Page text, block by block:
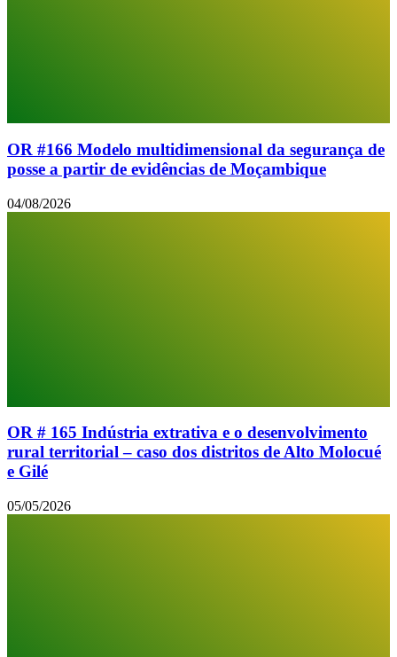
OR #166 Modelo multidimensional da segurança de
posse a partir de evidências de Moçambique
04/08/2026
OR # 165 Indústria extrativa e o desenvolvimento
rural territorial – caso dos distritos de Alto Molocué
e Gilé
05/05/2026